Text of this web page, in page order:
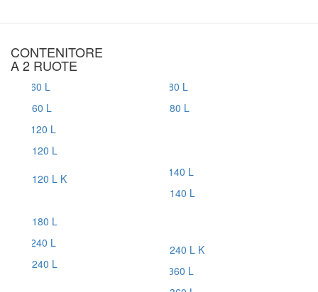
CONTENITORE
A 2 RUOTE
60 L 80 L
120 L
120 L K
140 L
180 L
240 L
240 L K